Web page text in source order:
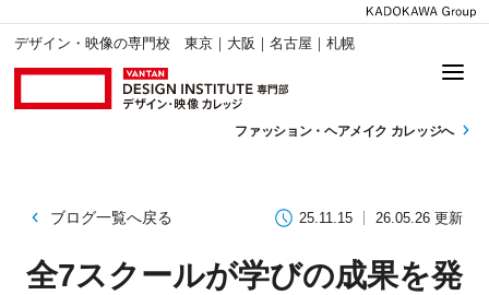
デザイン・映像の専門校 東京｜大阪｜名古屋｜札幌
ファッション・ ヘアメイク カレッジへ
ブログ一覧へ戻る 25.11.15 26.05.26 更新
全7スクールが学びの成果を発